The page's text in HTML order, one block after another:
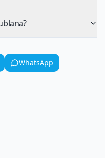
WhatsApp